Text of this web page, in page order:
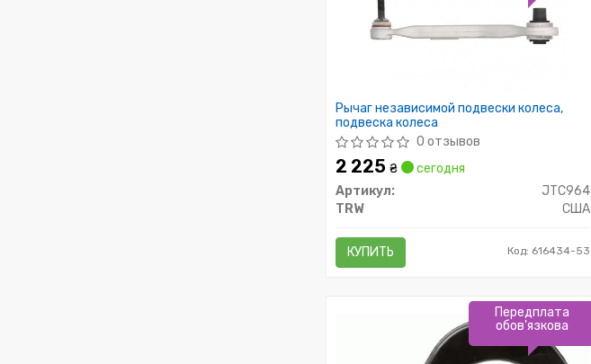
Рычаг независимой подвески колеса,
подвеска колеса
0 отзывов
2 225 ₴
сегодня
Артикул:
JTC964
TRW
США
КУПИТЬ Код: 616434-53
Передплата
обов'язкова